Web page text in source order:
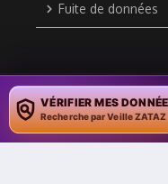
Fuite de données
Copyright © 2010 /
VÉRIFIER MES
Recherche par Veille ZATAZ
WORD EXPLOITE COPILOT